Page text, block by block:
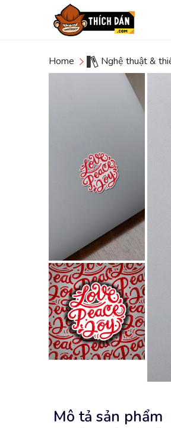
Home Nghệ thuật &
Mô tả sản phẩm